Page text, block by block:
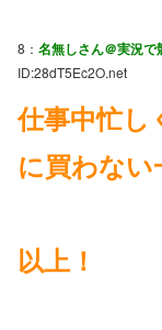
8： 名無しさん＠実況で
ID:28dT5Ec2O.net
仕事中忙し
に買わない
以上！